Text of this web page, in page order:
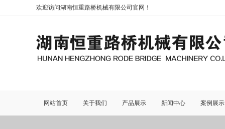
欢迎访问湖南恒重路桥机械有限公司官网！
网站首页 关于我们 产品展示 新闻中心 案例展示